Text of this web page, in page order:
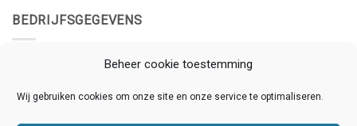
Beheer cookie toestemming
Wij gebruiken cookies om onze site en onze service te optimaliseren.
BEDRIJFSGEGEVENS
3531 CL, Utrecht